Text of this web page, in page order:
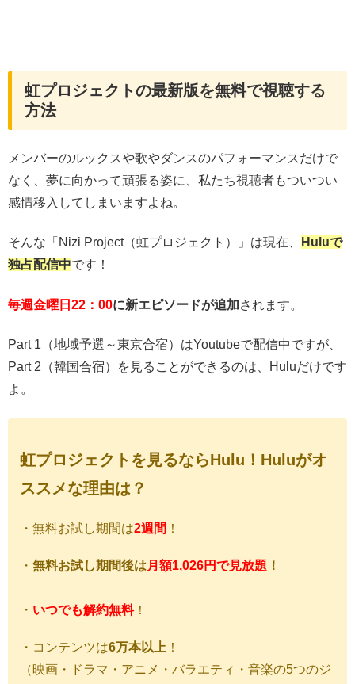
虹プロジェクトの最新版を無料で視聴する
方法
メンバーのルックスや歌やダンスのパフォーマンスだけで
なく、夢に向かって頑張る姿に、私たち視聴者もついつい
感情移入してしまいますよね。
そんな「Nizi Project（虹プロジェクト）」は現在、
Huluで
独占配信中です！
毎週金曜日22：00に新エピソードが追加されます。
Part 1（地域予選～東京合宿）はYoutubeで配信中ですが、
Part 2（韓国合宿）を見ることができるのは、Huluだけです
よ。
虹プロジェクトを見るならHulu！Huluがオ
ススメな理由は？
・無料お試し期間は2週間 ！
・ 無料お試し期間後は 月額1,026円で見放題 ！
・ いつでも解約無料！
・コンテンツは6万本以上 ！
（映画・ドラマ・アニメ・バラエティ・音楽の5つのジ